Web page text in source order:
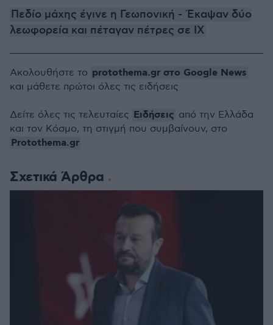
Πεδίο μάχης έγινε η Γεωπονική - Έκαψαν δύο
λεωφορεία και πέταγαν πέτρες σε ΙΧ
Σχετικά Άρθρα
Ακολουθήστε το protothema.gr στο Google News
και μάθετε πρώτοι όλες τις ειδήσεις
Δείτε όλες τις τελευταίες Ειδήσεις από την Ελλάδα
και τον Κόσμο, τη στιγμή που συμβαίνουν, στο
Protothema.gr